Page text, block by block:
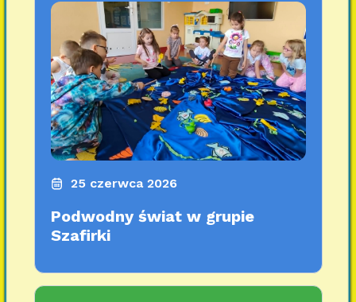
25 czerwca 2026
Podwodny świat w grupie
Szafirki